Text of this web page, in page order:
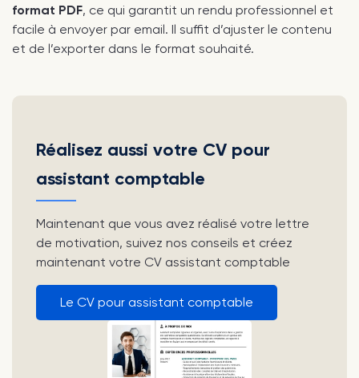
format PDF, ce qui garantit un rendu professionnel et
facile à envoyer par email. Il suffit d’ajuster le contenu
et de l’exporter dans le format souhaité.
Réalisez aussi votre CV pour
assistant comptable
Maintenant que vous avez réalisé votre lettre
de motivation, suivez nos conseils et créez
maintenant votre CV assistant comptable
Le CV pour assistant comptable